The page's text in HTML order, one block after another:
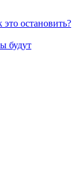
остановить?
будут